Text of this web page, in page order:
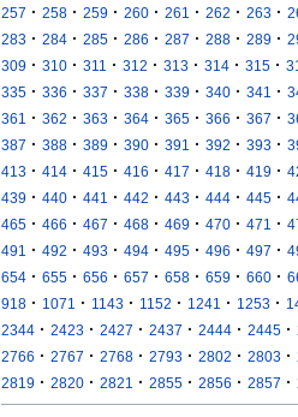
257 · 258 · 259 · 260 · 261 · 262 · 263 ·
283 · 284 · 285 · 286 · 287 · 288 · 289 ·
309 · 310 · 311 · 312 · 313 · 314 · 315 ·
335 · 336 · 337 · 338 · 339 · 340 · 341 ·
361
· 362 · 363 · 364 · 365 · 366 · 367 ·
387 · 388 · 389 · 390 · 391 · 392 · 393 ·
413 · 414 · 415 · 416 · 417 · 418 · 419 ·
439 · 440 · 441 · 442 · 443 · 444 · 445 ·
465 · 466 · 467 · 468 · 469 · 470 · 471 ·
491
· 492 · 493 · 494 · 495 · 496 · 497 ·
654 · 655 · 656 · 657 · 658 · 659 · 660 ·
918 · 1071 · 1143 · 1152 · 1241 · 1253 ·
2344 · 2423 · 2427 · 2437 · 2444 · 2445 ·
2766 · 2767 · 2768 · 2793 · 2802 · 2803 ·
2819 · 2820 · 2821 · 2855 · 2856 · 2857 ·